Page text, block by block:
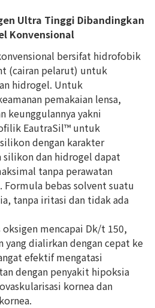
Ultra Tinggi Dibandingkan
Konvensional
bersifat hidrofobik
(cairan pelarut) untuk
hidrogel. Untuk
pemakaian lensa,
keunggulannya yakni
EautraSil™ untuk
dengan karakter
dan hidrogel dapat
tanpa perawatan
bebas solvent suatu
tanpa iritasi dan tidak ada
mencapai Dk/t 150,
yang dialirkan dengan cepat ke
efektif mengatasi
dengan penyakit hipoksia
kornea dan